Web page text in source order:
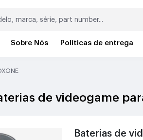
Sobre Nós Políticas de entrega
de videogame
Baterias de